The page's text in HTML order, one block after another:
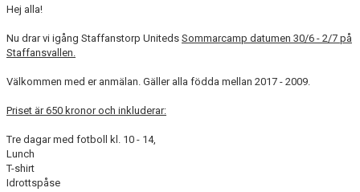
MEDLEMSAVGIFTER
DOKUMENT
KLÄDPROFIL
STYRELSE/SEKTIONER
Hej alla!
Nu drar vi igång Staffanstorp Uniteds Sommarcamp datumen 30/6 - 2/7 på
Staffansvallen.
Välkommen med er anmälan. Gäller alla födda mellan 2017 - 2009.
Priset är 650 kronor och inkluderar:
Tre dagar med fotboll kl. 10 - 14,
Lunch
T-shirt
Idrottspåse